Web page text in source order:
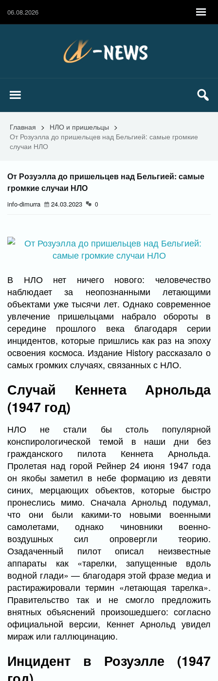
06.08.2026
Главная > НЛО и пришельцы >
От Розуэлла до пришельцев над Бельгией: самые громкие
случаи НЛО
От Розуэлла до пришельцев над Бельгией: самые
громкие случаи НЛО
info-dimurra 24.03.2023 0
В НЛО нет ничего нового: человечество
наблюдает за неопознанными летающими
объектами уже тысячи лет. Однако современное
увлечение пришельцами набрало обороты в
середине прошлого века благодаря серии
инцидентов, которые пришлись как раз на эпоху
освоения космоса. Издание History рассказало о
самых громких случаях, связанных с НЛО.
Случай Кеннета Арнольда
(1947 год)
НЛО не стали бы столь популярной
конспирологической темой в наши дни без
гражданского пилота Кеннета Арнольда.
Пролетая над горой Рейнер 24 июня 1947 года
он якобы заметил в небе формацию из девяти
синих, мерцающих объектов, которые быстро
пронеслись мимо. Сначала Арнольд подумал,
что они были какими-то новыми военными
самолетами, однако чиновники военно-
воздушных сил опровергли теорию.
Озадаченный пилот описал неизвестные
аппараты как «тарелки, запущенные вдоль
водной глади» — благодаря этой фразе медиа и
растиражировали термин «летающая тарелка».
Правительство так и не смогло предложить
внятных объяснений произошедшего: согласно
официальной версии, Кеннет Арнольд увидел
мираж или галлюцинацию.
Инцидент в Розуэлле (1947